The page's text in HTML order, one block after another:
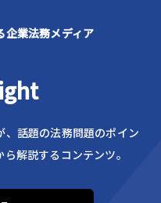
企業法務メディア
話題の法務問題のポイン
解説するコンテンツ。